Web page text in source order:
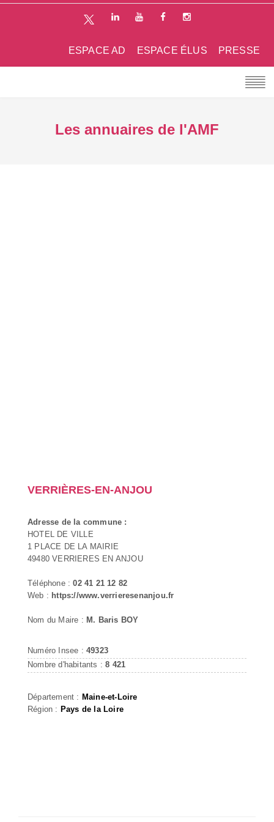
PRESSE
ESPACE ÉLUS
ESPACE AD
Les annuaires de l'AMF
VERRIÈRES-EN-ANJOU
Adresse de la commune :
HOTEL DE VILLE
1 PLACE DE LA MAIRIE
49480 VERRIERES EN ANJOU
Téléphone :02 41 21 12 82
Web : https://www.verrieresenanjou.fr
Nom du Maire : M. Baris BOY
Numéro Insee : 49323
Nombre d'habitants :8 421
Département : Maine-et-Loire
Région : Pays de la Loire